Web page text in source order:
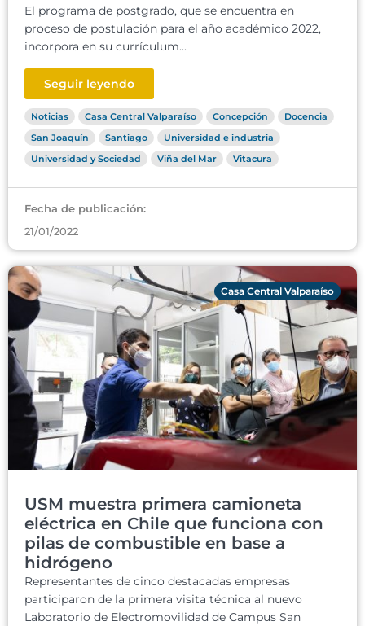
El programa de postgrado, que se encuentra en
proceso de postulación para el año académico 2022,
incorpora en su currículum...
Seguir leyendo
Noticias Casa Central Valparaíso Concepción
Docencia
San Joaquín
Santiago
Universidad e industria
Universidad y Sociedad
Viña del Mar Vitacura
Fecha de publicación:
21/01/2022
Casa Central Valparaíso
USM muestra primera camioneta
eléctrica en Chile que funciona con
pilas de combustible en base a
hidrógeno
Representantes de cinco destacadas empresas
participaron de la primera visita técnica al nuevo
Laboratorio de Electromovilidad de Campus San